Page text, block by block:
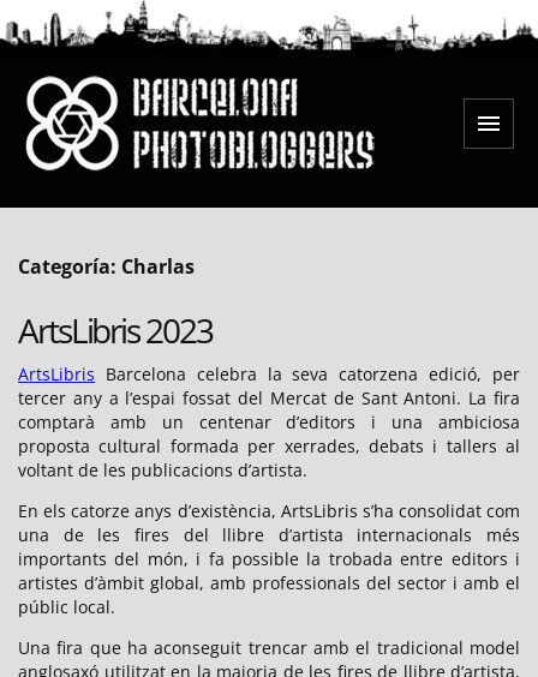
al
Menú
Categoría: Charlas
ArtsLibris 2023
ArtsLibris Barcelona celebra la seva catorzena edició, per
tercer any a l’espai fossat del Mercat de Sant Antoni. La fira
comptarà amb un centenar d’editors i una ambiciosa
proposta cultural formada per xerrades, debats i tallers al
voltant de les publicacions d’artista.
En els catorze anys d’existència, ArtsLibris s’ha consolidat com
una de les fires del llibre d’artista internacionals més
importants del món, i fa possible la trobada entre editors i
artistes d’àmbit global, amb professionals del sector i amb el
públic local.
Una fira que ha aconseguit trencar amb el tradicional model
anglosaxó utilitzat en la majoria de les fires de llibre d’artista,